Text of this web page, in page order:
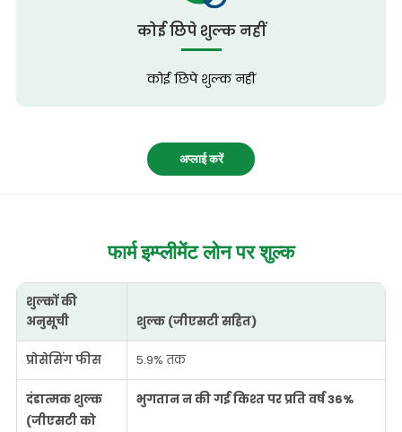
कोई छिपे शुल्क नहीं
कोई छिपे शुल्क नहीं
अप्लाई करें
फार्म इम्प्लीमेंट लोनपर शुल्क
शुल्कों की
अनुसूची
शुल्क (जीएसटी सहित)
प्रोसेसिंग फीस 5.9% तक
दंडात्मक शुल्क
(जीएसटी को
भुगतान न की गई किश्त पर प्रति वर्ष 36%